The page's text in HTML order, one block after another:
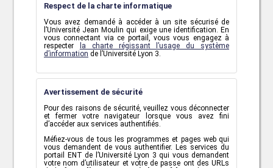
Respect de la charte informatique
Vous avez demandé à accéder à un site sécurisé de
l’Université Jean Moulin qui exige une identification. En
vous connectant via ce portail, vous vous engagez à
respecter
la charte régissant l’usage du système
d’information de l’Université Lyon 3.
Avertissement de sécurité
Pour des raisons de sécurité, veuillez vous déconnecter
et fermer votre navigateur lorsque vous avez fini
d’accéder aux services authentifiés.
Méfiez-vous de tous les programmes et pages web qui
vous demandent de vous authentifier. Les services du
portail ENT de l’Université Lyon 3 qui vous demandent
votre nom d’utilisateur et votre de passe ont des URLs